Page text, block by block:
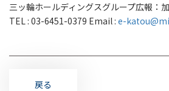
三ッ輪ホールディングスグループ広報：
TEL : 03-6451-0379 Email : e-
戻る